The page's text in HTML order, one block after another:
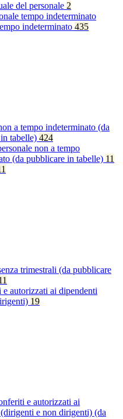
del personale 2
tempo indeterminato
indeterminato 435
a tempo indeterminato (da
tabelle) 424
non a tempo
(da pubblicare in tabelle) 11
trimestrali (da pubblicare
autorizzati ai dipendenti
19
e autorizzati ai
e non dirigenti) (da